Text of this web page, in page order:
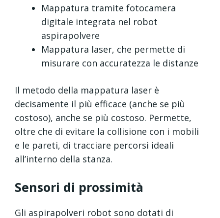
Mappatura tramite fotocamera
digitale integrata nel robot
aspirapolvere
Mappatura laser, che permette di
misurare con accuratezza le distanze
Il metodo della mappatura laser è
decisamente il più efficace (anche se più
costoso), anche se più costoso. Permette,
oltre che di evitare la collisione con i mobili
e le pareti, di tracciare percorsi ideali
all’interno della stanza.
Sensori di prossimità
Gli aspirapolveri robot sono dotati di